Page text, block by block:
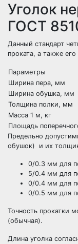
Уголок
ГОСТ
Данный стандарт
проката, а также
Параметры
Ширина пера, мм
Ширина обушка, мм
Толщина полки, мм
Масса 1 м, кг
Площадь
Предельно
обушок) и их
0/0.3 мм для
5/0.4 мм для
0/0.4 мм для
0/0.5 мм для
Точность прокатки
(обычная).
Длина уголка